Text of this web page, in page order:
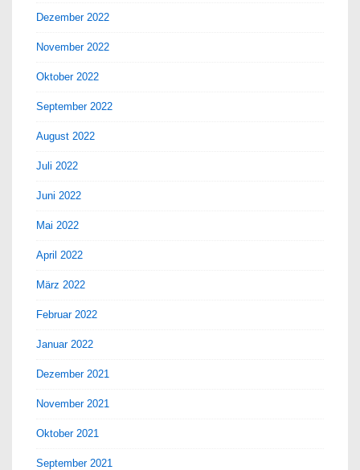
Dezember 2022
November 2022
Oktober 2022
September 2022
August 2022
Juli 2022
Juni 2022
Mai 2022
April 2022
März 2022
Februar 2022
Januar 2022
Dezember 2021
November 2021
Oktober 2021
September 2021